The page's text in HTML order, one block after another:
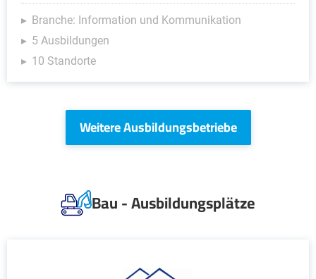
Branche: Information und Kommunikation
5 Ausbildungen
10 Standorte
Weitere Ausbildungsbetriebe
Bau - Ausbildungsplätze